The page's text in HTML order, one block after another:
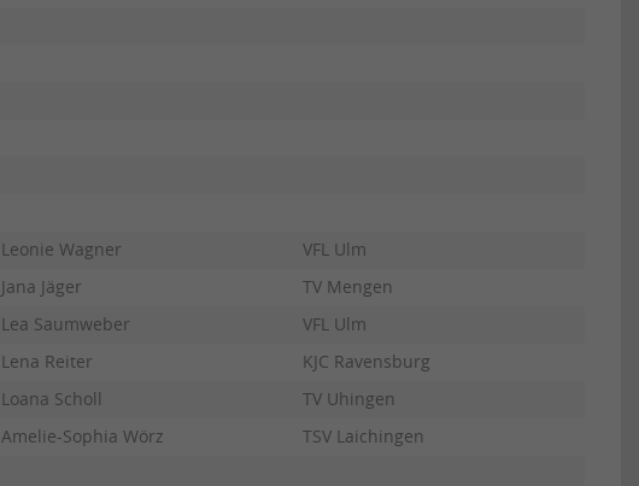
Leonie Wagner
VFL Ulm
Jana Jäger
TV Mengen
Lea Saumweber
VFL Ulm
Lena Reiter
KJC Ravensburg
Loana Scholl
TV Uhingen
Amelie-Sophia Wörz
TSV Laichingen